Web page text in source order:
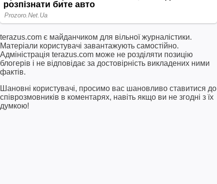
terazus.com є майданчиком для вільної журналістики.
Матеріали користувачі завантажують самостійно.
Адміністрація terazus.com може не розділяти позицію
блогерів і не відповідає за достовірність викладених ними
фактів.
Шановні користувачі, просимо вас шановливо ставитися до
співрозмовників в коментарях, навіть якщо ви не згодні з їх
думкою!